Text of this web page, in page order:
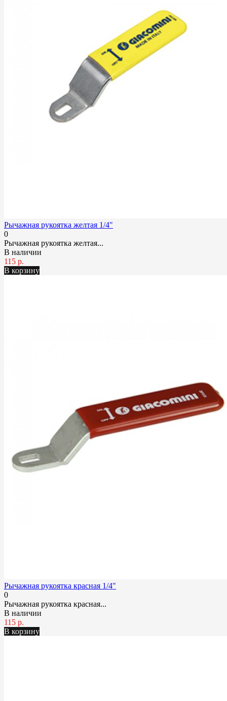
Рычажная рукоятка желтая 1/4"
0
Рычажная рукоятка желтая...
В наличии
115 р.
В корзину
Рычажная рукоятка красная 1/4"
0
Рычажная рукоятка красная...
В наличии
115 р.
В корзину